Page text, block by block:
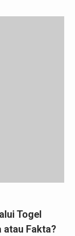
Togel
atau Fakta?